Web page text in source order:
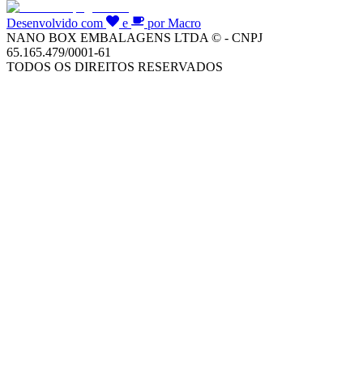
Desenvolvido com e
por Macro
NANO BOX EMBALAGENS LTDA © - CNPJ
65.165.479/0001-61
TODOS OS DIREITOS RESERVADOS